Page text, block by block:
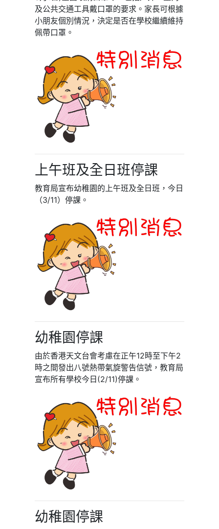
及公共交通工具戴口罩的要求。家長可根據
小朋友個別情況，決定是否在學校繼續維持
佩帶口罩。
上午班及全日班停課
教育局宣布幼稚園的上午班及全日班，今日
（3/11）停課。
幼稚園停課
由於香港天文台會考慮在正午12時至下午2
時之間發出八號熱帶氣旋警告信號，教育局
宣布所有學校今日(2/11)停課。
幼稚園停課